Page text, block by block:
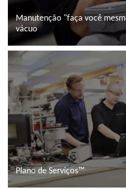
Manutenção "faça você
vácuo
Saiba mais
Plano de Serviços™